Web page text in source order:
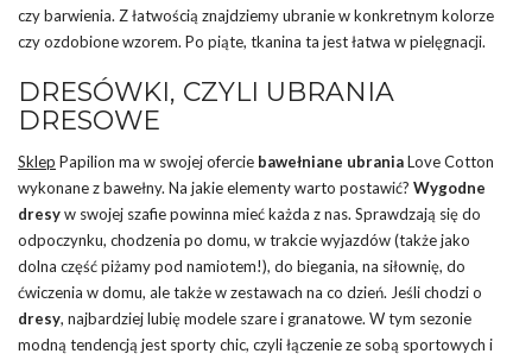
czy barwienia. Z łatwością znajdziemy ubranie w konkretnym kolorze
czy ozdobione wzorem. Po piąte, tkanina ta jest łatwa w pielęgnacji.
DRESÓWKI, CZYLI UBRANIA
DRESOWE
Sklep Papilion ma w swojej ofercie bawełniane ubraniaLove Cotton
wykonane z bawełny. Na jakie elementy warto postawić? Wygodne
dresyw swojej szafie powinna mieć każda z nas. Sprawdzają się do
odpoczynku, chodzenia po domu, w trakcie wyjazdów (także jako
dolna część piżamy pod namiotem!), do biegania, na siłownię, do
ćwiczenia w domu, ale także w zestawach na co dzień. Jeśli chodzi o
dresy, najbardziej lubię modele szare i granatowe. W tym sezonie
modną tendencją jest sporty chic, czyli łączenie ze sobą sportowych i